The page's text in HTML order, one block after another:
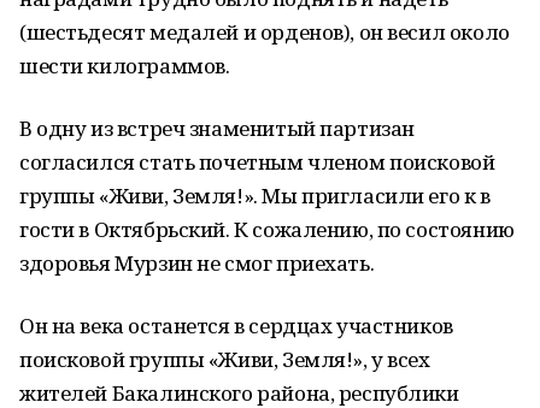
(шестьдесят медалей и орденов), он весил около
шести килограммов.
В одну из встреч знаменитый партизан
согласился стать почетным членом поисковой
группы «Живи, Земля!». Мы пригласили его к в
гости в Октябрьский. К сожалению, по состоянию
здоровья Мурзин не смог приехать.
Он на века останется в сердцах участников
поисковой группы «Живи, Земля!», у всех
жителей Бакалинского района, республики